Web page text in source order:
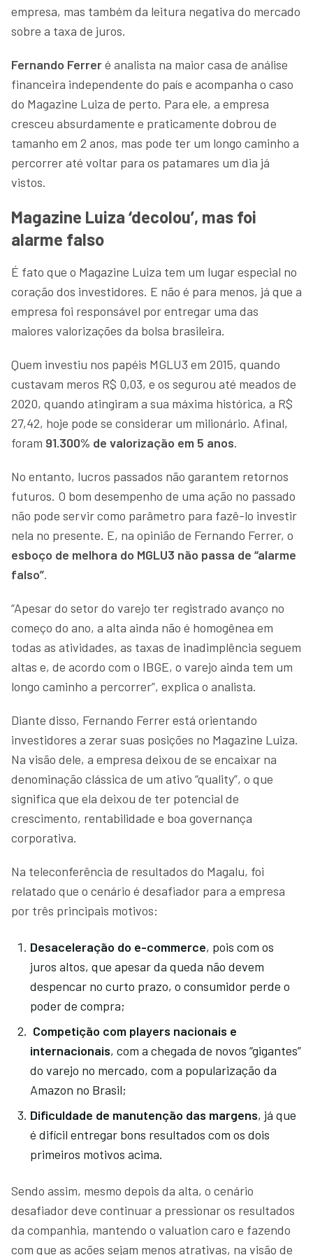
empresa, mas também da leitura negativa do mercado
sobre a taxa de juros.
Fernando Ferreré analista na maior casa de análise
financeira independente do país e acompanha o caso
do Magazine Luiza de perto. Para ele, a empresa
cresceu absurdamente e praticamente dobrou de
tamanho em 2 anos, mas pode ter um longo caminho a
percorrer até voltar para os patamares um dia já
vistos.
Magazine Luiza ‘decolou’, mas foi
alarme falso
É fato que o Magazine Luiza tem um lugar especial no
coração dos investidores. E não é para menos, já que a
empresa foi responsável por entregar uma das
maiores valorizações da bolsa brasileira.
Quem investiu nos papéis MGLU3 em 2015, quando
custavam meros R$ 0,03, e os segurou até meados de
2020, quando atingiram a sua máxima histórica, a R$
27,42, hoje pode se considerar um milionário. Afinal,
foram 91.300% de valorização em 5 anos.
No entanto, lucros passados não garantem retornos
futuros. O bom desempenho de uma ação no passado
não pode servir como parâmetro para fazê-lo investir
nela no presente. E, na opinião de Fernando Ferrer, o
esboço de melhora do MGLU3 não passa de “alarme
falso”.
“Apesar do setor do varejo ter registrado avanço no
começo do ano, a alta ainda não é homogênea em
todas as atividades, as taxas de inadimplência seguem
altas e, de acordo com o IBGE, o varejo ainda tem um
longo caminho a percorrer”, explica o analista.
Diante disso, Fernando Ferrer está orientando
investidores a zerar suas posições no Magazine Luiza.
Na visão dele, a empresa deixou de se encaixar na
denominação clássica de um ativo “quality”, o que
significa que ela deixou de ter potencial de
crescimento, rentabilidade e boa governança
corporativa.
Na teleconferência de resultados do Magalu, foi
relatado que o cenário é desafiador para a empresa
por três principais motivos:
Desaceleração do e-commerce, pois com os
juros altos, que apesar da queda não devem
despencar no curto prazo, o consumidor perde o
poder de compra;
Competição com players nacionais e
internacionais, com a chegada de novos “gigantes”
do varejo no mercado, com a popularização da
Amazon no Brasil;
Dificuldade de manutenção das margens, já que
é difícil entregar bons resultados com os dois
primeiros motivos acima.
Sendo assim, mesmo depois da alta, o cenário
desafiador deve continuar a pressionar os resultados
da companhia, mantendo o valuation caro e fazendo
com que as ações sejam menos atrativas, na visão de